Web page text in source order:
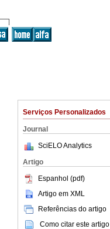
Serviços Personalizados
Journal
SciELO Analytics
Artigo
Espanhol (pdf)
Artigo em XML
Referências do artigo
Como citar este artigo